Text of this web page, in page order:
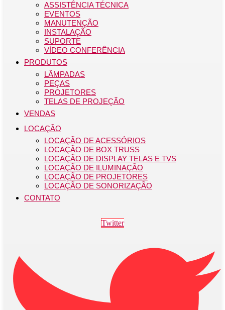
ASSISTÊNCIA TÉCNICA
EVENTOS
MANUTENÇÃO
INSTALAÇÃO
SUPORTE
VÍDEO CONFERÊNCIA
PRODUTOS
LÂMPADAS
PEÇAS
PROJETORES
TELAS DE PROJEÇÃO
VENDAS
LOCAÇÃO
LOCAÇÃO DE ACESSÓRIOS
LOCAÇÃO DE BOX TRUSS
LOCAÇÃO DE DISPLAY TELAS E TVS
LOCAÇÃO DE ILUMINAÇÃO
LOCAÇÃO DE PROJETORES
LOCAÇÃO DE SONORIZAÇÃO
CONTATO
Twitter